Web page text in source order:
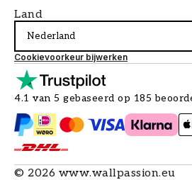
Land
Nederland
Cookievoorkeur bijwerken
4.1 van 5 gebaseerd op 185
© 2026 www.wallpassion.eu